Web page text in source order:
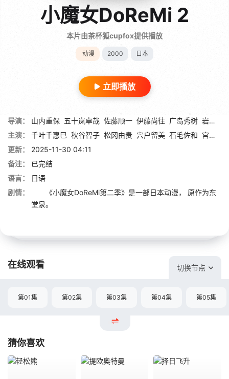
小魔女DoReMi 2
本片由茶杯狐cupfox提供播放
动漫 2000 日本
立即播放
导演： 山内重保 五十岚卓哉 佐藤顺一 伊藤尚往 广岛秀树 岩井隆央
主演：
千叶千惠巳 秋谷智子 松冈由贵 宍户留美 石毛佐和 宫原永海
更新：
2025-11-30 04:11
备注：
已完结
语言：
日语
剧情：
《小魔女DoReMi第二季》是一部日本动漫， 原作为东
堂泉。
在线观看 切换节点
第01集 第02集 第03集 第04集 第05集
猜你喜欢